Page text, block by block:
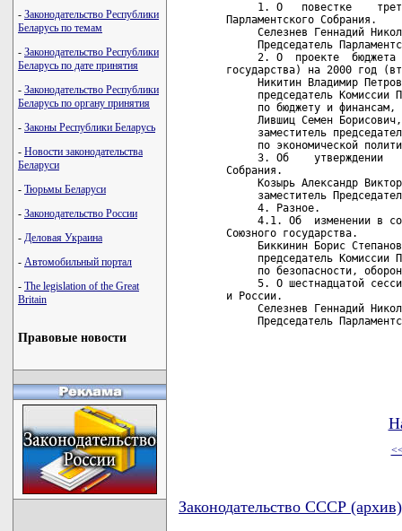
- Законодательство Республики
Беларусь по темам
- Законодательство Республики
Беларусь по дате принятия
- Законодательство Республики
Беларусь по органу принятия
- Законы Республики Беларусь
- Новости законодательства
Беларуси
- Тюрьмы Беларуси
- Законодательство России
- Деловая Украина
- Автомобильный портал
- The legislation of the Great
Britain
Правовые новости
1. О   повестке
Парламентского Собрания.
Селезнев Геннадий
Председатель
2. О  проекте  бюджета
государства) на 2000 год
Никитин Владимир
председатель Комиссии
     по бюджету и финансам,
     Лившиц Семен Борисович,
заместитель
по экономической
3. Об    утверждении
Собрания.
Козырь Александр
заместитель
     4. Разное.
4.1. Об  изменении в
Союзного государства.
Биккинин Борис
председатель Комиссии
по безопасности,
5. О шестнадцатой
и России.
Селезнев Геннадий
Председатель
Законодательство СССР (архив)